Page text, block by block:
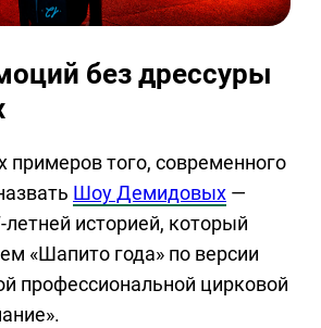
без дрессуры
примеров того, современного
Шоу Демидовых —
летней историей, который
«Шапито года» по версии
профессиональной цирковой